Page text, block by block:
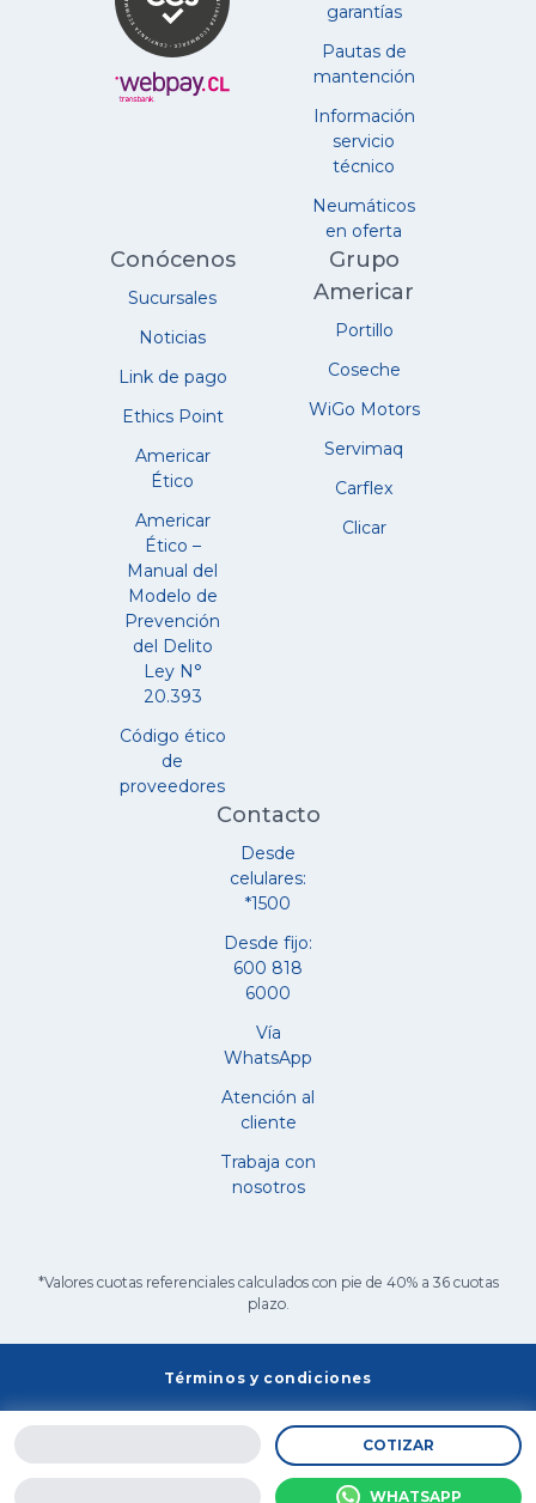
COTIZAR
WHATSAPP
garantías
Pautas de
mantención
Información
servicio
técnico
Neumáticos
en oferta
Conócenos
Sucursales
Noticias
Link de pago
Ethics Point
Americar
Ético
Americar
Ético –
Manual del
Modelo de
Prevención
del Delito
Ley N°
20.393
Código ético
de
proveedores
Grupo
Americar
Portillo
Coseche
WiGo Motors
Servimaq
Carflex
Clicar
Contacto
Desde
celulares:
*1500
Desde fijo:
600 818
6000
Vía
WhatsApp
Atención al
cliente
Trabaja con
nosotros
*Valores cuotas referenciales calculados con pie de 40% a 36 cuotas
plazo.
Términos y condiciones
© 2026 -Salazar Israel| Todos los derechos reservados